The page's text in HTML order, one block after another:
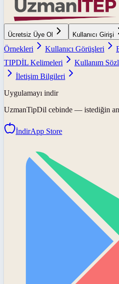
Ücretsiz Üye Ol Kullanıcı Girişi
Örnekleri
Kullanıcı Görüşleri
TIPDİL Kelimeleri
Kullanım
İletişim Bilgileri
Uygulamayı indir
UzmanTipDil cebinde — istediğin
İndirApp Store